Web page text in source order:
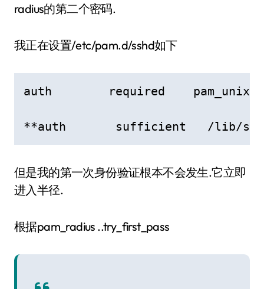
radius的第二个密码.
我正在设置/etc/pam.d/sshd如下
auth        required
**auth       sufficient   /lib/
但是我的第一次身份验证根本不会发生.它立即
进入半径.
根据pam_radius ..try_first_pass